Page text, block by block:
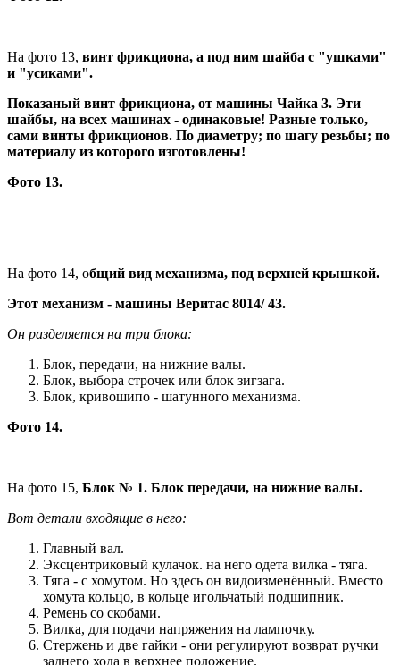
На фото 13, винт фрикциона, а под ним шайба с "ушками"
и "усиками".
Показаный винт фрикциона, от машины Чайка 3. Эти
шайбы, на всех машинах - одинаковые! Разные только,
сами винты фрикционов. По диаметру; по шагу резьбы; по
материалу из которого изготовлены!
Фото 13.
На фото 14, общий вид механизма, под верхней крышкой.
Этот механизм - машины Веритас 8014/ 43.
Он разделяется на три блока:
Блок, передачи, на нижние валы.
Блок, выбора строчек или блок зигзага.
Блок, кривошипо - шатунного механизма.
Фото 14.
На фото 15, Блок № 1. Блок передачи, на нижние валы.
Вот детали входящие в него:
Главный вал.
Эксцентриковый кулачок. на него одета вилка - тяга.
Тяга - с хомутом. Но здесь он видоизменённый. Вместо
хомута кольцо, в кольце игольчатый подшипник.
Ремень со скобами.
Вилка, для подачи напряжения на лампочку.
Стержень и две гайки - они регулируют возврат ручки
заднего хода в верхнее положение.